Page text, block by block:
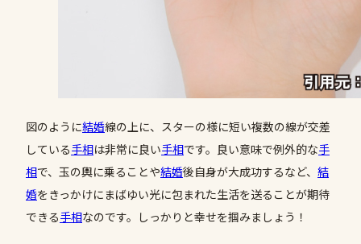
図のように結婚線の上に、スターの様に短い複数の線が交差
している手相は非常に良い手相です。良い意味で例外的な手
相で、玉の輿に乗ることや結婚後自身が大成功するなど、 結
婚をきっかけにまばゆい光に包まれた生活を送ることが期待
できる手相なのです。しっかりと幸せを掴みましょう！